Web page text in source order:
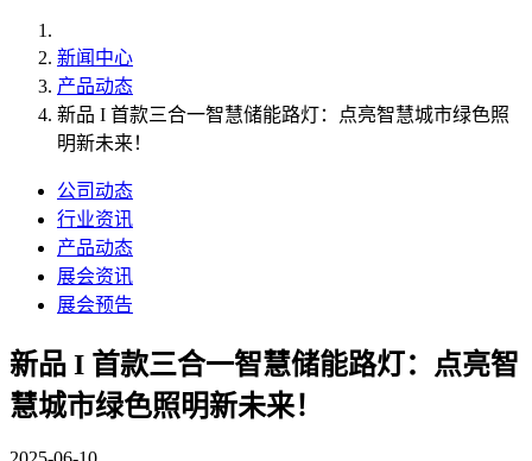
新闻中心
产品动态
新品 I 首款三合一智慧储能路灯：点亮智慧城市绿色照
明新未来！
公司动态
行业资讯
产品动态
展会资讯
展会预告
新品 I 首款三合一智慧储能路灯：点亮智
慧城市绿色照明新未来！